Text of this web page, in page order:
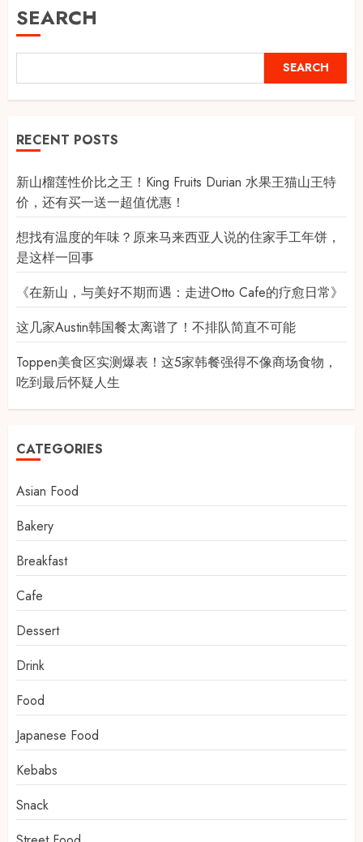
SEARCH
SEARCH
RECENT POSTS
新山榴莲性价比之王！King Fruits Durian 水果王猫山王特
价，还有买一送一超值优惠！
想找有温度的年味？原来马来西亚人说的住家手工年饼，
是这样一回事
《在新山，与美好不期而遇：走进Otto Cafe的疗愈日常》
这几家Austin韩国餐太离谱了！不排队简直不可能
Toppen美食区实测爆表！这5家韩餐强得不像商场食物，
吃到最后怀疑人生
CATEGORIES
Asian Food
Bakery
Breakfast
Cafe
Dessert
Drink
Food
Japanese Food
Kebabs
Snack